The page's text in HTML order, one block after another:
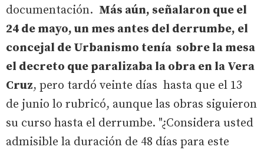
documentación. Más aún, señalaron que el
24 de mayo, un mes antes del derrumbe, el
concejal de Urbanismo tenía sobre la mesa
el decreto que paralizaba la obra en la Vera
Cruz, pero tardó veinte días hasta que el 13
de junio lo rubricó, aunque las obras siguieron
su curso hasta el derrumbe. "¿Considera usted
admisible la duración de 48 días para este